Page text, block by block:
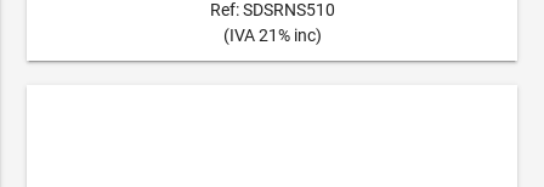
Ref: SDSRNS510
(IVA 21% inc)